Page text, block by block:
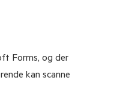
Forms, og der
kan scanne